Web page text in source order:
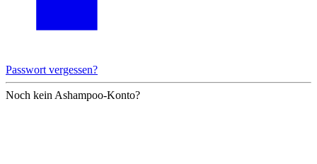
Passwort vergessen?
Noch kein Ashampoo-Konto?